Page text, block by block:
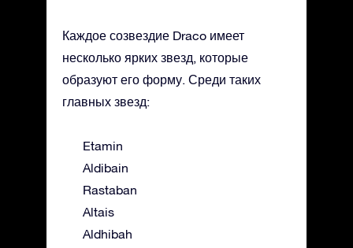
Каждое созвездие Draco имеет
несколько ярких звезд, которые
образуют его форму. Среди таких
главных звезд:
Etamin
Aldibain
Rastaban
Altais
Aldhibah